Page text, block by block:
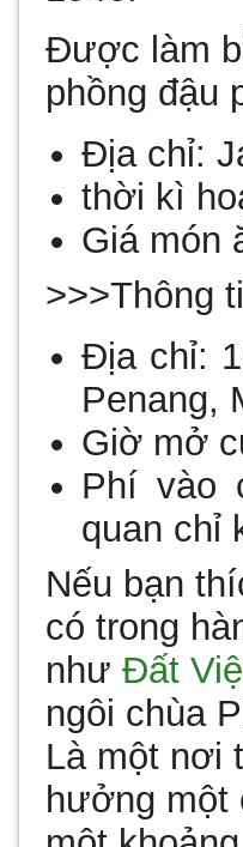
Được làm
phồng đậu
Địa chỉ:
thời kì
Giá món
>>>Thông
Địa chỉ:
Penang,
Giờ mở
Phí vào
quan chỉ
Nếu bạn
có trong
nhưĐất
ngôi chùa
Là một nơi
hưởng một